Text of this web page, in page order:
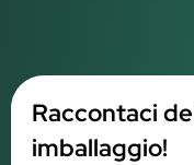
Raccontaci
imballaggio!